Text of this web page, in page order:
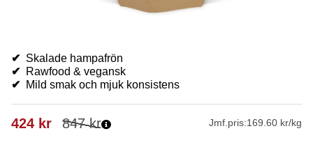
✔ Skalade hampafrön
✔ Rawfood & vegansk
✔ Mild smak och mjuk konsistens
847kr
424 kr Jmf.pris:169.60 kr/kg